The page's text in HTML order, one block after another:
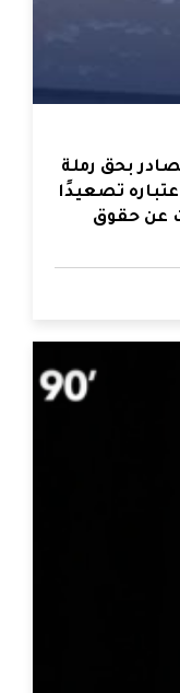
بحق رملة
بموجب المرسوم 54 باعتباره تصعيدًا
عن حقوق